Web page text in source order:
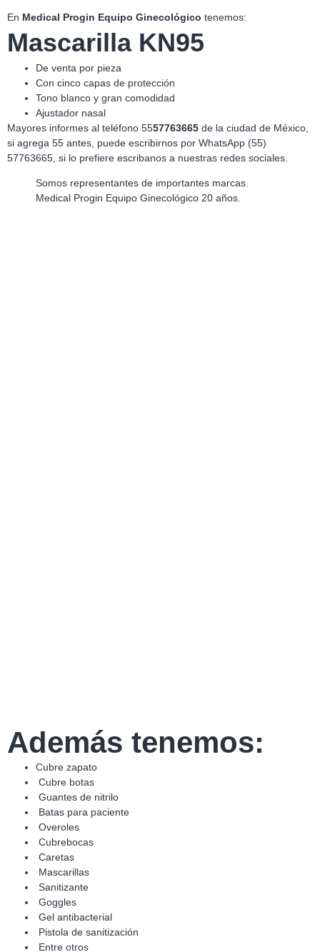
En Medical Progin Equipo Ginecológico tenemos:
Mascarilla KN95
De venta por pieza
Con cinco capas de protección
Tono blanco y gran comodidad
Ajustador nasal
Mayores informes al teléfono 5557763665 de la ciudad de México,
si agrega 55 antes, puede escribirnos por WhatsApp (55)
57763665, si lo prefiere escribanos a nuestras redes sociales.
Somos representantes de importantes marcas.
Medical Progin Equipo Ginecológico 20 años.
Además tenemos:
Cubre zapato
Cubre botas
Guantes de nitrilo
Batas para paciente
Overoles
Cubrebocas
Caretas
Mascarillas
Sanitizante
Goggles
Gel antibacterial
Pistola de sanitización
Entre otros